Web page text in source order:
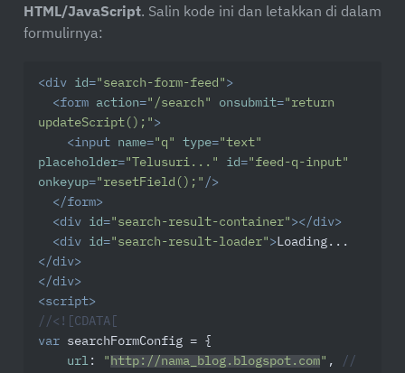
HTML/JavaScript. Salin kode ini dan letakkan di dalam
formulirnya:
<div id ="search-form-feed" >
<form action="/search" onsubmit="return
updateScript();" >
<input name="q" type="text"
placeholder="Telusuri..." id ="feed-q-input"
onkeyup="resetField();" />
</form>
<div id ="search-result-container" ></div>
<div id ="search-result-loader" > Loading...
</div>
</div>
<script>
//<![CDATA[
var searchFormConfig = {
url : " http://nama_blog.blogspot.com" ,
//